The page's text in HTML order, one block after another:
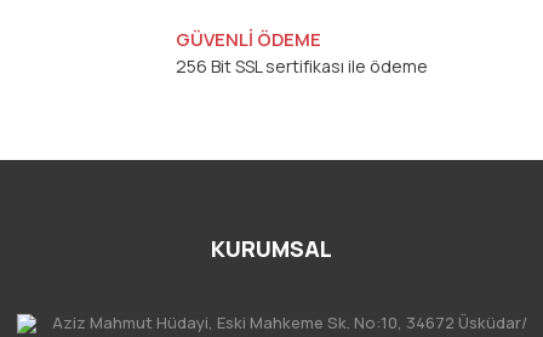
GÜVENLİ ÖDEME
256 Bit SSL sertifikası ile ödeme
KURUMSAL
Aziz Mahmut Hüdayi, Eski Mahkeme Sk. No:10, 34672 Üsküdar/